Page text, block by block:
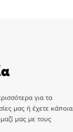
για τα
μας ή έχετε κάποια
μας με τους